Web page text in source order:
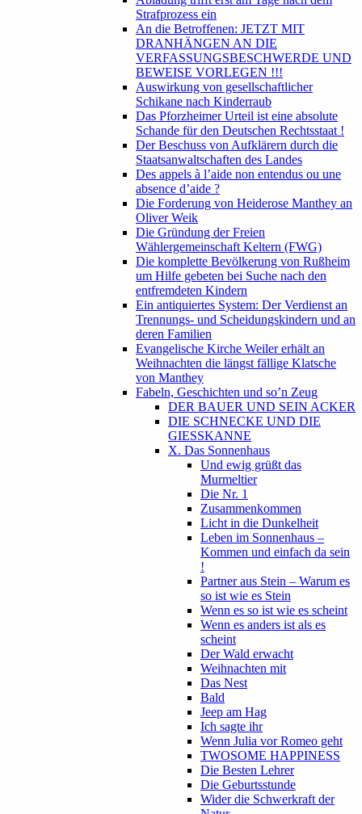
Strafprozess ein
An die Betroffenen: JETZT MIT
DRANHÄNGEN AN DIE
VERFASSUNGSBESCHWERDE UND
BEWEISE VORLEGEN !!!
Auswirkung von gesellschaftlicher
Schikane nach Kinderraub
Das Pforzheimer Urteil ist eine absolute
Schande für den Deutschen Rechtsstaat !
Der Beschuss von Aufklärern durch die
Staatsanwaltschaften des Landes
Des appels à l’aide non entendus ou une
absence d’aide ?
Die Forderung von Heiderose Manthey an
Oliver Weik
Die Gründung der Freien
Wählergemeinschaft Keltern (FWG)
Die komplette Bevölkerung von Rußheim
um Hilfe gebeten bei Suche nach den
entfremdeten Kindern
Ein antiquiertes System: Der Verdienst an
Trennungs- und Scheidungskindern und an
deren Familien
Evangelische Kirche Weiler erhält an
Weihnachten die längst fällige Klatsche
von Manthey
Fabeln, Geschichten und so’n Zeug
DER BAUER UND SEIN ACKER
DIE SCHNECKE UND DIE
GIESSKANNE
X. Das Sonnenhaus
Und ewig grüßt das
Murmeltier
Die Nr. 1
Zusammenkommen
Licht in die Dunkelheit
Leben im Sonnenhaus –
Kommen und einfach da sein
!
Partner aus Stein – Warum es
so ist wie es Stein
Wenn es so ist wie es scheint
Wenn es anders ist als es
scheint
Der Wald erwacht
Weihnachten mit
Das Nest
Bald
Jeep am Hag
Ich sagte ihr
Wenn Julia vor Romeo geht
TWOSOME HAPPINESS
Die Besten Lehrer
Die Geburtsstunde
Wider die Schwerkraft der